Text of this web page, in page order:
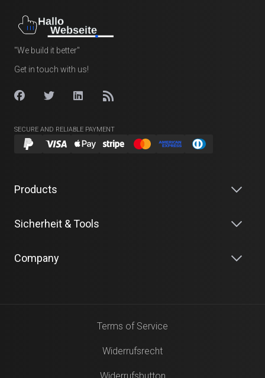
"We build it better"
Get in touch with us!
SECURE AND RELIABLE PAYMENT
Products
Sicherheit & Tools
Company
Terms of Service
Widerrufsrecht